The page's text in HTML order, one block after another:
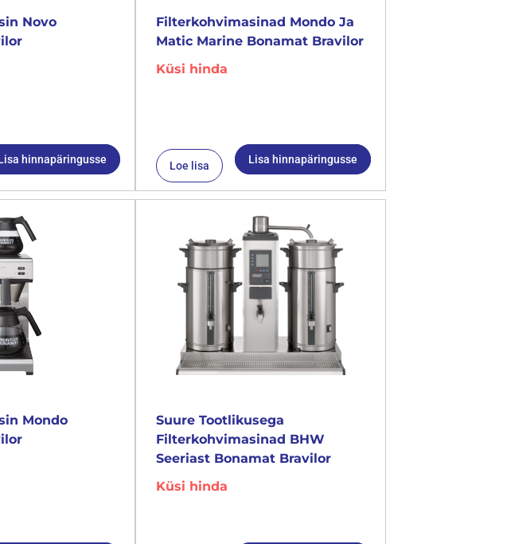
Novo
hinnapäringusse
Filterkohvimasinad Mondo Ja
Matic Marine Bonamat Bravilor
Küsi hinda
Loe lisa Lisa hinnapäringusse
Mondo
Suure Tootlikusega
Filterkohvimasinad BHW
Seeriast Bonamat Bravilor
Küsi hinda